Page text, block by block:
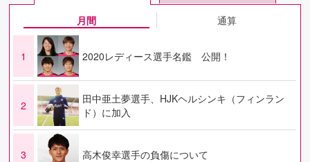
月間 通算
1 2020レディース選手名鑑 公開！
2
田中亜土夢選手、HJKヘルシンキ（フィンラン
ド）に加入
3 高木俊幸選手の負傷について